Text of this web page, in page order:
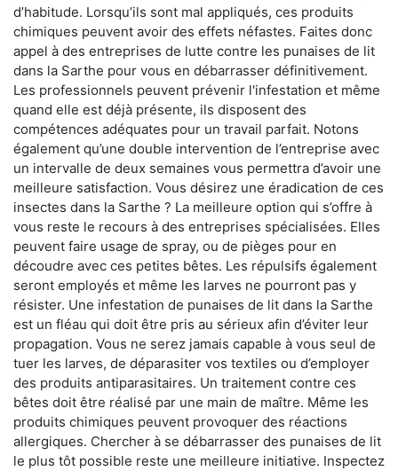
d’habitude. Lorsqu’ils sont mal appliqués, ces produits
chimiques peuvent avoir des effets néfastes. Faites donc
appel à des entreprises de lutte contre les punaises de lit
dans la Sarthe pour vous en débarrasser définitivement.
Les professionnels peuvent prévenir l'infestation et même
quand elle est déjà présente, ils disposent des
compétences adéquates pour un travail parfait. Notons
également qu’une double intervention de l’entreprise avec
un intervalle de deux semaines vous permettra d’avoir une
meilleure satisfaction. Vous désirez une éradication de ces
insectes dans la Sarthe ? La meilleure option qui s’offre à
vous reste le recours à des entreprises spécialisées. Elles
peuvent faire usage de spray, ou de pièges pour en
découdre avec ces petites bêtes. Les répulsifs également
seront employés et même les larves ne pourront pas y
résister. Une infestation de punaises de lit dans la Sarthe
est un fléau qui doit être pris au sérieux afin d’éviter leur
propagation. Vous ne serez jamais capable à vous seul de
tuer les larves, de déparasiter vos textiles ou d’employer
des produits antiparasitaires. Un traitement contre ces
bêtes doit être réalisé par une main de maître. Même les
produits chimiques peuvent provoquer des réactions
allergiques. Chercher à se débarrasser des punaises de lit
le plus tôt possible reste une meilleure initiative. Inspectez